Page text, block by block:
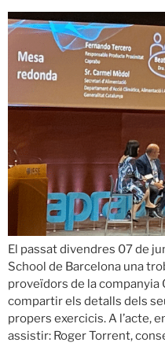
El passat divendres 07 de
School de Barcelona una
proveïdors de la companyia
compartir els detalls dels
propers exercicis. A l’acte,
assistir: Roger Torrent,